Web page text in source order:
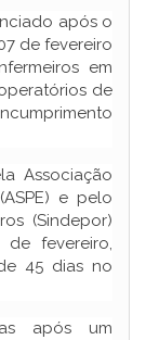
após o
de fevereiro
em
de
Associação
e pelo
(Sindepor)
fevereiro,
45 dias no
após um